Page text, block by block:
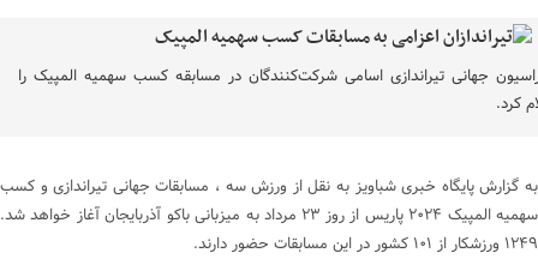
جهانی تیراندازی اسامی شرکت‌کنندگان در مسابقه کسب سهمیه المپیک را
کرد.
به گزارش پایگاه خبری شباویز به نقل از ورزش سه ، مسابقات جهانی تیراندازی و کسب
سهمیه المپیک ۲۰۲۴ پاریس از روز ۲۳ مرداد به میزبانی باکو آذربایجان آغاز خواهد شد.
۱۲۴۹ ورزشکار از ۱۰۱ کشور در این مسابقات حضور دارند.